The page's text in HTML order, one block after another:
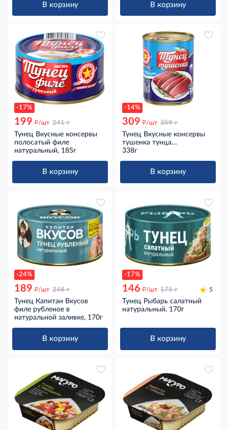
В корзину В корзину
-17%
199 д/шт 241 д
Тунец Вкусные консервы
полосатый филе
натуральный, 185г
В корзину
-14%
309 д/шт 359 д
Тунец Вкусные консервы
тушенка тунца
желтоперый натуральный,
338г
В корзину
-24%
189 д/шт 248 д
Тунец Капитан Вкусов
филе рубленое в
натуральной заливке, 170г
В корзину
-17%
146 д/шт 175 д 5
Тунец Рыбарь салатный
натуральный, 170г
В корзину